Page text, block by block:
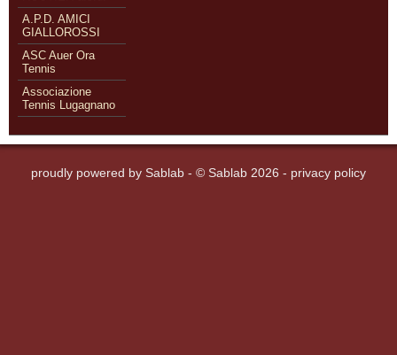
A.P.D. AMICI
GIALLOROSSI
ASC Auer Ora
Tennis
Associazione
Tennis Lugagnano
proudly powered by Sablab - © Sablab 2026 - privacy policy